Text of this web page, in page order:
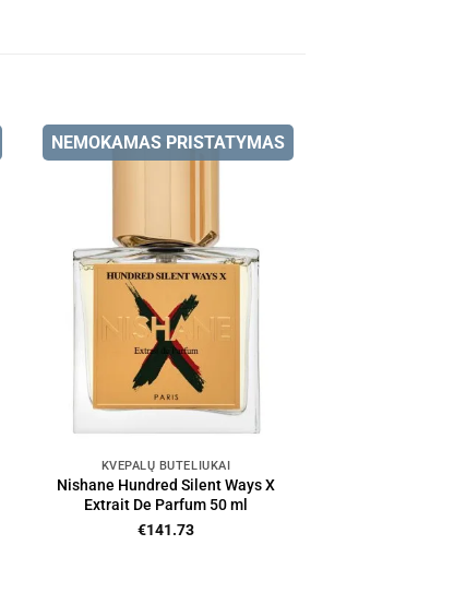
NEMOKAMAS PRISTATYMAS
KVEPALŲ BUTELIUKAI
Nishane Hundred Silent Ways X
Extrait De Parfum 50 ml
€141.73